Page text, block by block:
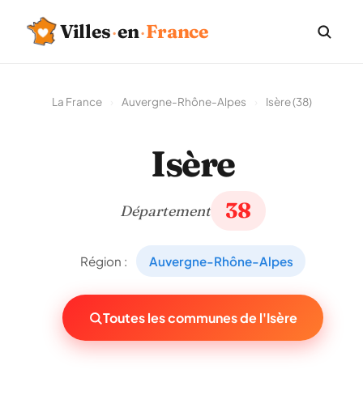
Villes·en·France
La France Auvergne-Rhône-Alpes Isère (38)
Isère
Département 38
Région : Auvergne-Rhône-Alpes
Toutes les communes de l'Isère